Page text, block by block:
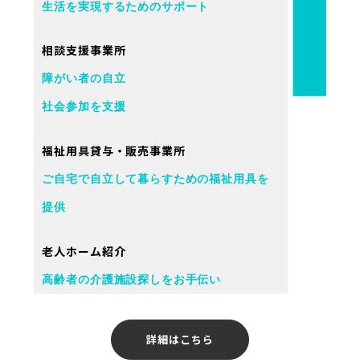
生活を実現するためのサポート
相談支援事業所
障がい者の自立
社会参加を支援
福祉用具貸与・販売事業所
ご自宅で自立して暮らすための福祉用具を
提供
老人ホーム紹介
高齢者の介護施設探しをお手伝い
詳細はこちら